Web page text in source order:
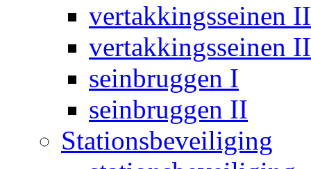
vertakkingsseinen II
vertakkingsseinen
seinbruggen I
seinbruggen II
Stationsbeveiliging